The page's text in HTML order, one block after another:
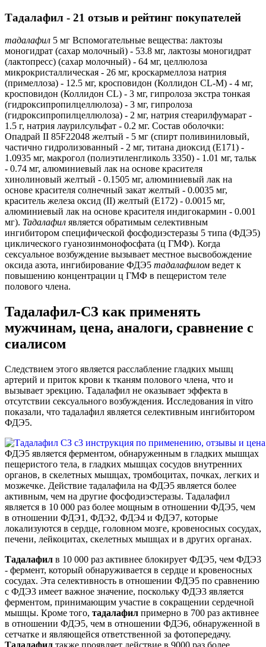
Тадалафил - 21 отзыв и рейтинг покупателей
тадалафил 5 мг Вспомогательные вещества: лактозы
моногидрат (сахар молочный) - 53.8 мг, лактозы моногидрат
(лактопресс) (сахар молочный) - 64 мг, целлюлоза
микрокристаллическая - 26 мг, кроскармеллоза натрия
(примеллоза) - 12.5 мг, кросповидон (Коллидон CL-M) - 4 мг,
кросповидон (Коллидон CL) - 3 мг, гипролоза экстра тонкая
(гидроксипропилцеллюлоза) - 3 мг, гипролоза
(гидроксипропилцеллюлоза) - 2 мг, натрия стеарилфумарат -
1.5 г, натрия лаурилсульфат - 0.2 мг. Состав оболочки:
Опадрай II 85F22048 желтый - 5 мг (спирт поливиниловый,
частично гидролизованный - 2 мг, титана диоксид (Е171) -
1.0935 мг, макрогол (полиэтиленгликоль 3350) - 1.01 мг, тальк
- 0.74 мг, алюминиевый лак на основе красителя
хинолиновый желтый - 0.1505 мг, алюминиевый лак на
основе красителя солнечный закат желтый - 0.0035 мг,
краситель железа оксид (II) желтый (Е172) - 0.0015 мг,
алюминиевый лак на основе красителя индигокармин - 0.001
мг). Тадалафил является обратимым селективным
ингибитором специфической фосфодиэстеразы 5 типа (ФДЭ5)
циклического гуанозинмонофосфата (ц ГМФ). Когда
сексуальное возбуждение вызывает местное высвобождение
оксида азота, ингибирование ФДЭ5 тадалафилом ведет к
повышению концентрации ц ГМФ в пещеристом теле
полового члена.
Тадалафил-СЗ как применять
мужчинам, цена, аналоги, сравнение с
сиалисом
Следствием этого является расслабление гладких мышц
артерий и приток крови к тканям полового члена, что и
вызывает эрекцию. Тадалафил не оказывает эффекта в
отсутствии сексуального возбуждения. Исследования in vitro
показали, что тадалафил является селективным ингибитором
ФДЭ5.
ФДЭ5 является ферментом, обнаруженным в гладких мышцах
пещеристого тела, в гладких мышцах сосудов внутренних
органов, в скелетных мышцах, тромбоцитах, почках, легких и
мозжечке. Действие тадалафила на ФДЭ5 является более
активным, чем на другие фосфодиэстеразы. Тадалафил
является в 10 000 раз более мощным в отношении ФДЭ5, чем
в отношении ФДЭ1, ФДЭ2, ФДЭ4 и ФДЭ7, которые
локализуются в сердце, головном мозге, кровеносных сосудах,
печени, лейкоцитах, скелетных мышцах и в других органах.
Тадалафил в 10 000 раз активнее блокирует ФДЭ5, чем ФДЭ3
- фермент, который обнаруживается в сердце и кровеносных
сосудах. Эта селективность в отношении ФДЭ5 по сравнению
с ФДЭ3 имеет важное значение, поскольку ФДЭ3 является
ферментом, принимающим участие в сокращении сердечной
мышцы. Кроме того, тадалафил примерно в 700 раз активнее
в отношении ФДЭ5, чем в отношении ФДЭ6, обнаруженной в
сетчатке и являющейся ответственной за фотопередачу.